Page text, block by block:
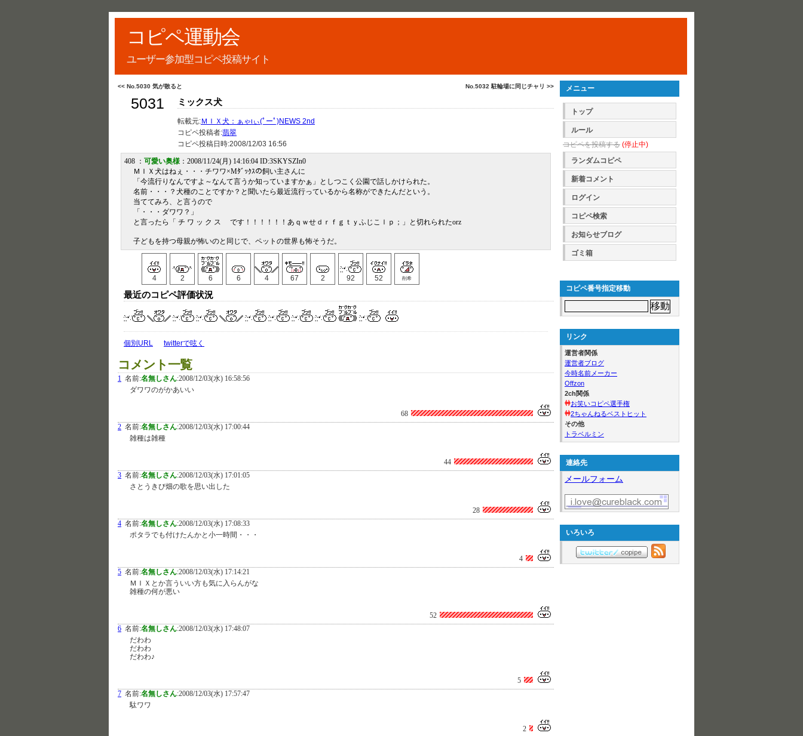
コピペ運動会
ユーザー参加型コピペ投稿サイト
No.5032 駐輪場に同じチャリ >>
<< No.5030 気が散ると
5031 ミックス犬
転載元:ＭＩＸ犬：ぁゃιぃ(ﾟーﾟ)NEWS 2nd
コピペ投稿者:翡翠
コピペ投稿日時:2008/12/03 16:56
408 ： 可愛い奥様 ：2008/11/24(月) 14:16:04 ID:3SKYSZIn0
ＭＩＸ犬はねぇ・・・チワワ×Mﾀﾞｯｸｽの飼い主さんに
「今流行りなんですよ～なんて言うか知っていますかぁ」としつこく公園で話しかけられた。
名前・・・？犬種のことですか？と聞いたら最近流行っているから名称ができたんだという。
当ててみろ、と言うので
「・・・ダワワ？」
と言ったら「 チ ワ ッ ク ス です！！！！！！あｑｗせｄｒｆｇｔｙふじこｌｐ；」と切れられたorz
子どもを持つ母親が怖いのと同じで、ペットの世界も怖そうだ。
4 2 6 6 4 67 2 92 52 削希
最近のコピペ評価状況
個別URL twitterで呟く
コメント一覧
1 名前:名無しさん:2008/12/03(水) 16:58:56
ダワワのがかあいい
68
2 名前:名無しさん:2008/12/03(水) 17:00:44
雑種は雑種
44
3 名前:名無しさん:2008/12/03(水) 17:01:05
さとうきび畑の歌を思い出した
28
4 名前:名無しさん:2008/12/03(水) 17:08:33
ポタラでも付けたんかと小一時間・・・
4
5 名前:名無しさん:2008/12/03(水) 17:14:21
ＭＩＸとか言ういい方も気に入らんがな
雑種の何が悪い
52
6 名前:名無しさん:2008/12/03(水) 17:48:07
だわわ
だわわ
だわわ♪
5
7 名前:名無しさん:2008/12/03(水) 17:57:47
駄ワワ
2
メニュー
トップ
ルール
コピペを投稿する (停止中)
ランダムコピペ
新着コメント
ログイン
コピペ検索
お知らせブログ
ゴミ箱
コピペ番号指定移動
リンク
運営者関係
運営者ブログ
今時名前メーカー
Offzon
2ch関係
お笑いコピペ選手権
2ちゃんねるベストヒット
その他
トラベルミン
連絡先
メールフォーム
いろいろ